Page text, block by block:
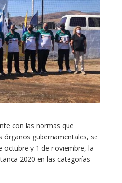
con las normas que
órganos gubernamentales, se
octubre y 1 de noviembre, la
2020 en las categorías